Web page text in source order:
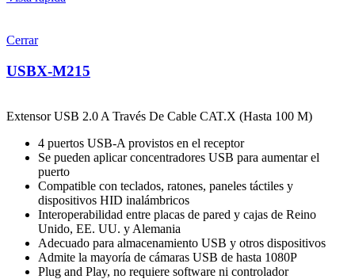
Cerrar
USBX-M215
Extensor USB 2.0 A Través De Cable CAT.X (Hasta 100 M)
4 puertos USB-A provistos en el receptor
Se pueden aplicar concentradores USB para aumentar el
puerto
Compatible con teclados, ratones, paneles táctiles y
dispositivos HID inalámbricos
Interoperabilidad entre placas de pared y cajas de Reino
Unido, EE. UU. y Alemania
Adecuado para almacenamiento USB y otros dispositivos
Admite la mayoría de cámaras USB de hasta 1080P
Plug and Play, no requiere software ni controlador